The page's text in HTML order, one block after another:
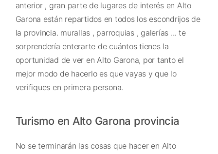
anterior , gran parte de lugares de interés en Alto
Garona están repartidos en todos los escondrijos de
la provincia. murallas , parroquias , galerías ... te
sorprendería enterarte de cuántos tienes la
oportunidad de ver en Alto Garona, por tanto el
mejor modo de hacerlo es que vayas y que lo
verifiques en primera persona.
Turismo en Alto Garona provincia
No se terminarán las cosas que hacer en Alto